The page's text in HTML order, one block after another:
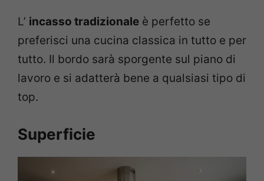
L’ incasso tradizionale è perfetto se
preferisci una cucina classica in tutto e per
tutto. Il bordo sarà sporgente sul piano di
lavoro e si adatterà bene a qualsiasi tipo di
top.
Superficie